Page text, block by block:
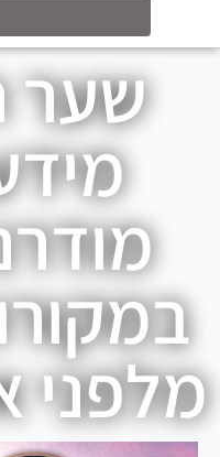
שער
מלפני